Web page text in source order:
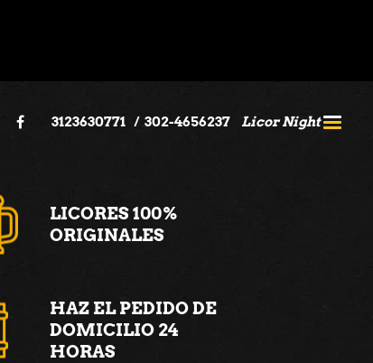
3123630771 / 302-4656237 Licor Night
LICORES 100%
ORIGINALES
HAZ EL PEDIDO DE
DOMICILIO 24
HORAS